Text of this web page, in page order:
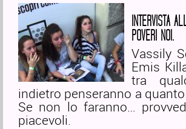
INTERVISTA
POVERI NOI.
Vassily
Emis
tra
indietro penseranno a
Se non lo faranno…
piacevoli.